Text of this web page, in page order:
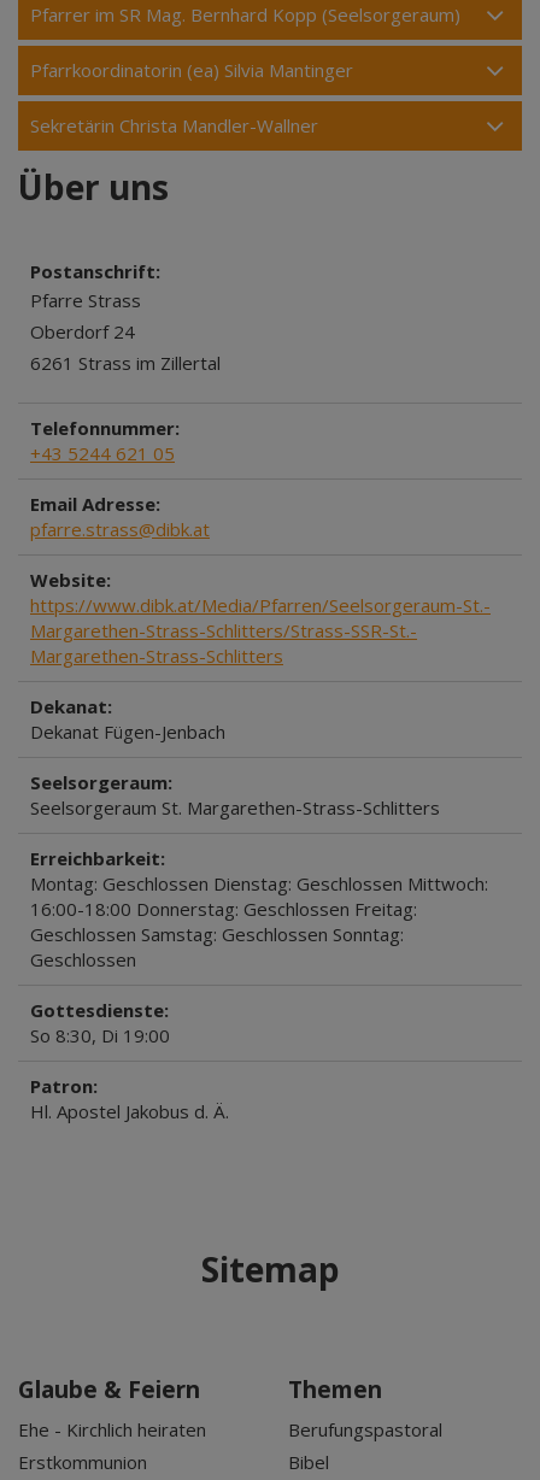
Pfarrer im SR Mag. Bernhard Kopp (Seelsorgeraum)
Pfarrkoordinatorin (ea) Silvia Mantinger
Sekretärin Christa Mandler-Wallner
Über uns
Postanschrift:
Pfarre Strass
Oberdorf 24
6261 Strass im Zillertal
Telefonnummer:
+43 5244 621 05
Email Adresse:
pfarre.strass@dibk.at
Website:
https://www.dibk.at/Media/Pfarren/Seelsorgeraum-St.-
Margarethen-Strass-Schlitters/Strass-SSR-St.-
Margarethen-Strass-Schlitters
Dekanat:
Dekanat Fügen-Jenbach
Seelsorgeraum:
Seelsorgeraum St. Margarethen-Strass-Schlitters
Erreichbarkeit:
Montag: Geschlossen Dienstag: Geschlossen Mittwoch:
16:00-18:00 Donnerstag: Geschlossen Freitag:
Geschlossen Samstag: Geschlossen Sonntag:
Geschlossen
Gottesdienste:
So 8:30, Di 19:00
Patron:
Hl. Apostel Jakobus d. Ä.
Sitemap
Glaube & Feiern
Ehe - Kirchlich heiraten
Erstkommunion
Themen
Berufungspastoral
Bibel